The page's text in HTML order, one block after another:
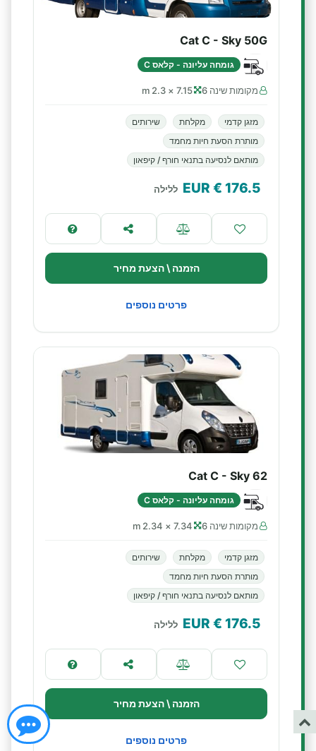
Cat C - Sky 50G
גומחה עליונה - קלאס C
מקומות שינה 6 7.15 × 2.3 m
מזגן קדמי מקלחת
שירותים
מותרת הסעת חיות מחמד
מותאם לנסיעה בתנאי חורף / קיפאון
176.5
€ EUR ללילה
הזמנה \ הצעת מחיר
פרטים נוספים
Cat C - Sky 62
גומחה עליונה - קלאס C
מקומות שינה 6 7.34 × 2.34 m
מזגן קדמי מקלחת
שירותים
מותרת הסעת חיות מחמד
מותאם לנסיעה בתנאי חורף / קיפאון
176.5
€ EUR ללילה
הזמנה \ הצעת מחיר
פרטים נוספים